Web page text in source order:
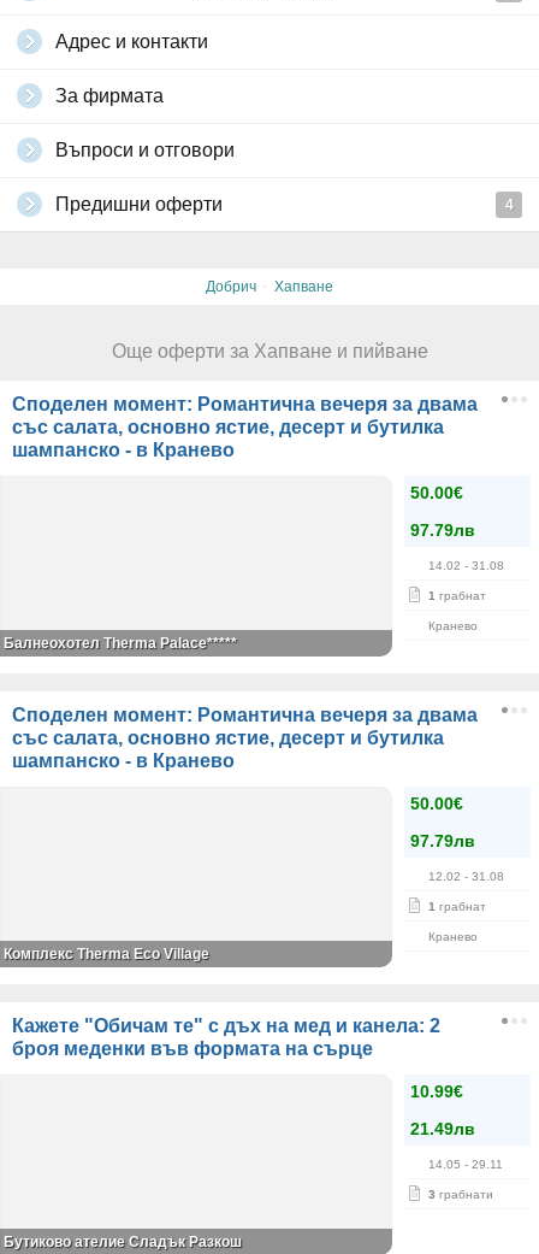
Адрес и контакти
За фирмата
Въпроси и отговори
Предишни оферти 4
Добрич · Хапване
Още оферти за Хапване и пийване
Споделен момент: Романтична вечеря за двама
със салата, основно ястие, десерт и бутилка
шампанско - в Кранево
50.00€
97.79лв
14.02 - 31.08
1 грабнат
Кранево
Балнеохотел Therma Palace*****
Споделен момент: Романтична вечеря за двама
със салата, основно ястие, десерт и бутилка
шампанско - в Кранево
50.00€
97.79лв
12.02 - 31.08
1 грабнат
Кранево
Комплекс Therma Eco Village
Кажете "Обичам те" с дъх на мед и канела: 2
броя меденки във формата на сърце
10.99€
21.49лв
14.05 - 29.11
3 грабнати
Бутиково ателие Сладък Разкош